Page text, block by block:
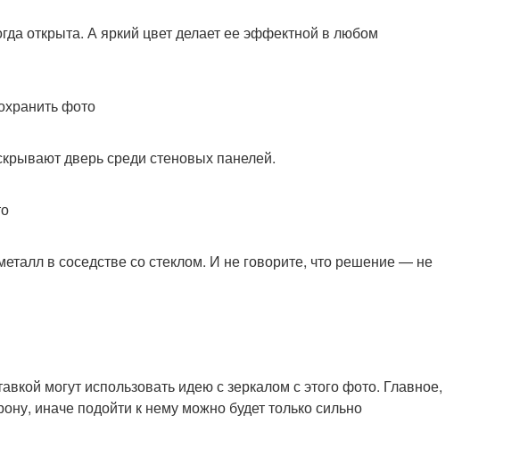
открыта. А яркий цвет делает ее эффектной в любом
фото
дверь среди стеновых панелей.
в соседстве со стеклом. И не говорите, что решение — не
могут использовать идею с зеркалом с этого фото. Главное,
иначе подойти к нему можно будет только сильно